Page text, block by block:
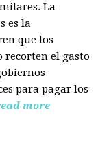
La
es la
que los
recorten el gasto
para pagar los
more